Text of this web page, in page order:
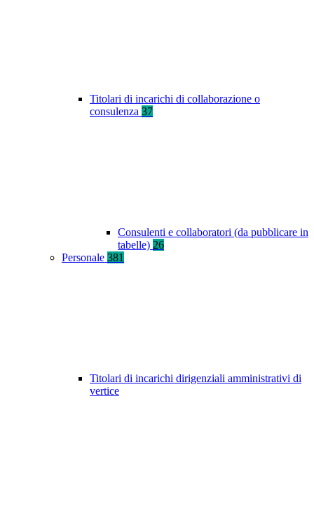
Titolari di incarichi di collaborazione o
consulenza 37
Consulenti e collaboratori (da pubblicare in
tabelle) 26
Personale 381
Titolari di incarichi dirigenziali amministrativi di
vertice